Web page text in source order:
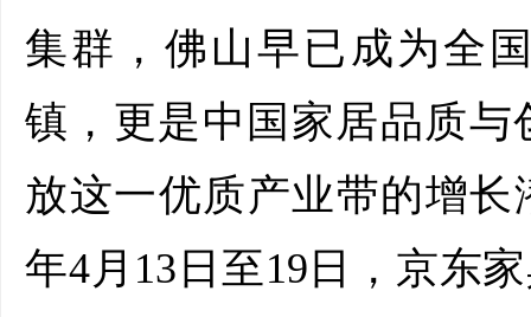
集群，佛山早已成为全
镇，更是中国家居品质
放这一优质产业带的增长
年4月13日至19日，京东